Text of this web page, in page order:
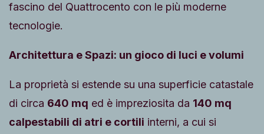
fascino del Quattrocento con le più moderne
tecnologie.
Architettura e Spazi: un gioco di luci e volumi
La proprietà si estende su una superficie catastale
di circa 640 mq ed è impreziosita da 140 mq
calpestabili di atri e cortili interni, a cui si